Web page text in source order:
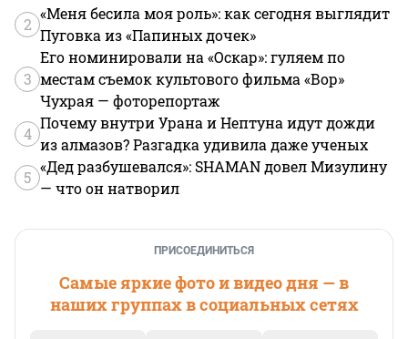
2
«Меня бесила моя роль»: как сегодня выглядит
Пуговка из «Папиных дочек»
3
Его номинировали на «Оскар»: гуляем по
местам съемок культового фильма «Вор»
Чухрая — фоторепортаж
4
Почему внутри Урана и Нептуна идут дожди
из алмазов? Разгадка удивила даже ученых
5
«Дед разбушевался»: SHAMAN довел Мизулину
— что он натворил
ПРИСОЕДИНИТЬСЯ
Самые яркие фото и видео дня — в
наших группах в социальных сетях